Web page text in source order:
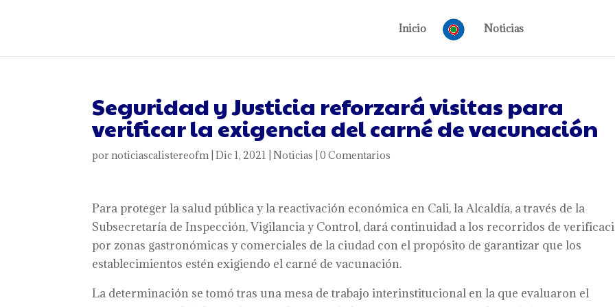
Inicio Noticias
Seguridad y Justicia reforzará visitas para
verificar la exigencia del carné de vacunación
pornoticiascalistereofm|Dic 1, 2021 |Noticias |0 Comentarios
Para proteger la salud pública y la reactivación económica en Cali, la Alcaldía, a través de la
Subsecretaría de Inspección, Vigilancia y Control, dará continuidad a los recorridos de
por zonas gastronómicas y comerciales de la ciudad con el propósito de garantizar que los
establecimientos estén exigiendo el carné de vacunación.
La determinación se tomó tras una mesa de trabajo interinstitucional en la que evaluaron el